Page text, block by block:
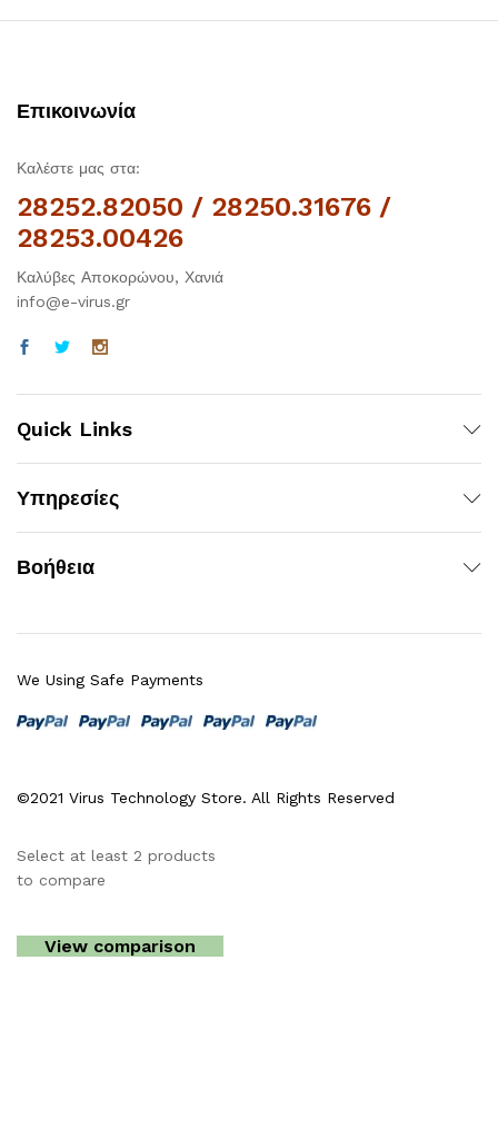
Επικοινωνία
Καλέστε μας στα:
28252.82050 / 28250.31676 /
28253.00426
Καλύβες Αποκορώνου, Χανιά
info@e-virus.gr
Quick Links
Υπηρεσίες
Βοήθεια
©2021 Virus Technology Store. All Rights Reserved
We Using Safe Payments
Select at least 2 products
to compare
View comparison